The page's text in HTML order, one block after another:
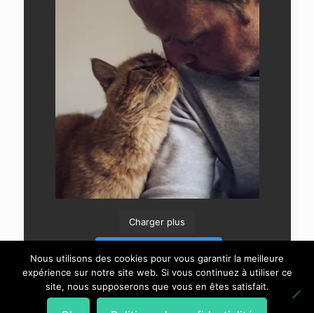
Charger plus
Nous utilisons des cookies pour vous garantir la meilleure
expérience sur notre site web. Si vous continuez à utiliser ce
site, nous supposerons que vous en êtes satisfait.